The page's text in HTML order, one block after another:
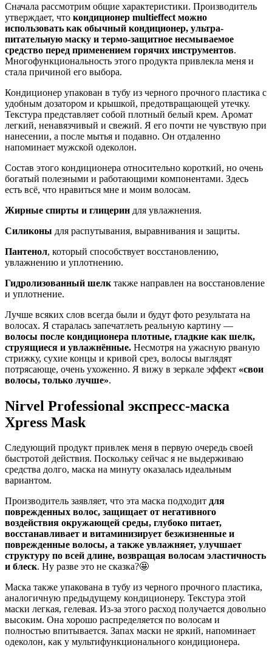
Сначала рассмотрим общие характеристики. Производитель
утверждает, что кондиционер multieffect можно
использовать как обычный кондиционер, ультра-
питательную маску и термо-защитное несмываемое
средство перед применением горячих инструментов.
Многофункциональность этого продукта привлекла меня и
стала причиной его выбора.
Кондиционер упакован в тубу из черного прочного пластика с
удобным дозатором и крышкой, предотвращающей утечку.
Текстура представляет собой плотный белый крем. Аромат
легкий, ненавязчивый и свежий. Я его почти не чувствую при
нанесении, а после мытья и подавно. Он отдаленно
напоминает мужской одеколон.
Состав этого кондиционера относительно короткий, но очень
богатый полезными и работающими компонентами. Здесь
есть всё, что нравиться мне и моим волосам.
Жирные спирты и глицерин для увлажнения.
Силиконы для распутывания, выравнивания и защиты.
Пантенол, который способствует восстановлению,
увлажнению и уплотнению.
Гидролизованный шелк также направлен на восстановление
и уплотнение.
Лучше всяких слов всегда были и будут фото результата на
волосах. Я старалась запечатлеть реальную картину —
волосы после кондиционера плотные, гладкие как шелк,
струящиеся и увлажнённые. Несмотря на ужасную рваную
стрижку, сухие концы и кривой срез, волосы выглядят
потрясающе, очень ухоженно. Я вижу в зеркале эффект «свои
волосы, только лучше».
Nirvel Professional экспресс-маска
Xpress Mask
Следующий продукт привлек меня в первую очередь своей
быстротой действия. Поскольку сейчас я не выдерживаю
средства долго, маска на минуту оказалась идеальным
вариантом.
Производитель заявляет, что эта маска подходит для
поврежденных волос, защищает от негативного
воздействия окружающей среды, глубоко питает,
восстанавливает и витаминизирует безжизненные и
поврежденные волосы, а также увлажняет, улучшает
структуру по всей длине, возвращая волосам эластичность
и блеск. Ну разве это не сказка?🤩
Маска также упакована в тубу из черного прочного пластика,
аналогичную предыдущему кондиционеру. Текстура этой
маски легкая, гелевая. Из-за этого расход получается довольно
высоким. Она хорошо распределяется по волосам и
полностью впитывается. Запах маски не яркий, напоминает
одеколон, как у мультифункционального кондиционера.